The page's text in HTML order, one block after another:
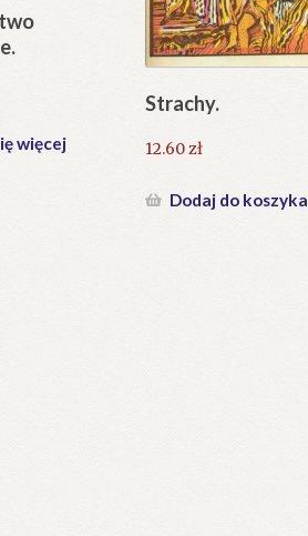
więcej
Strachy.
12.60zł
Dodaj do koszyka